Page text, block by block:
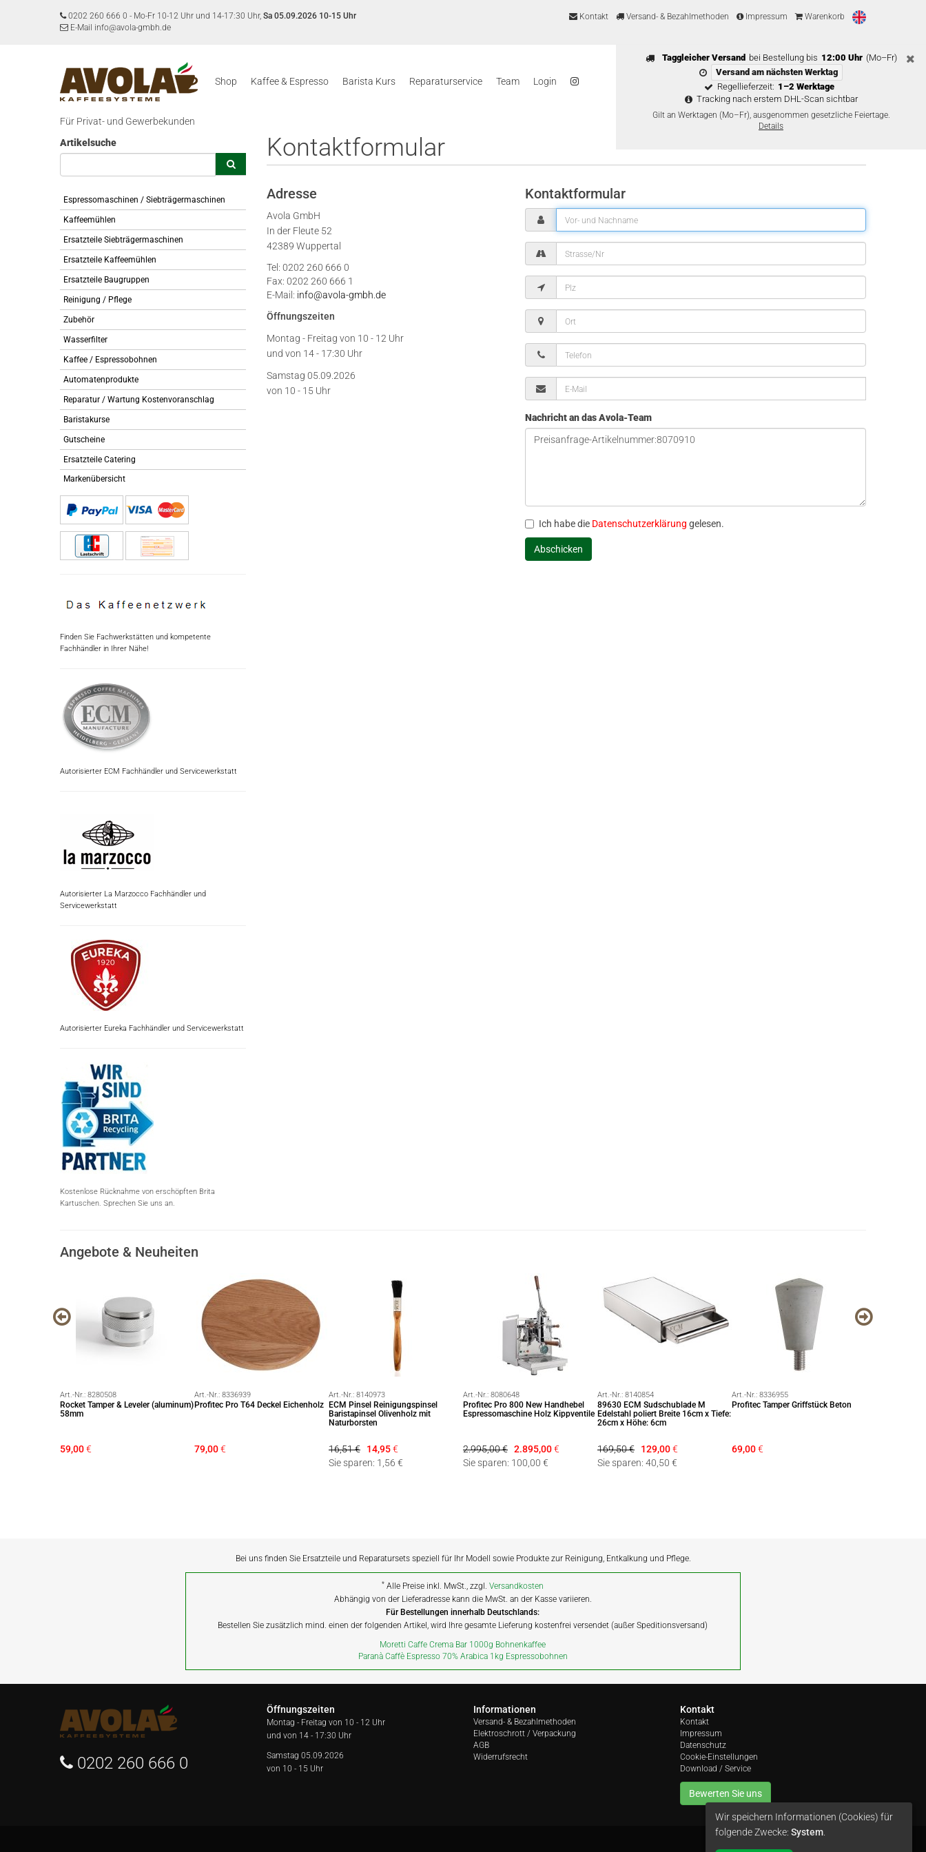
0202 260 666 0 - Mo-Fr 10-12 Uhr und 14-17:30 Uhr, Sa 05.09.2026 10-15 Uhr
E-Mail info@avola-gmbh.de
Kontakt Versand- & Bezahlmethoden Impressum Warenkorb
Taggleicher Versand bei Bestellung bis 12:00 Uhr (Mo–Fr)
Versand am nächsten Werktag
Regellieferzeit: 1–2 Werktage
Tracking nach erstem DHL-Scan sichtbar
Gilt an Werktagen (Mo–Fr), ausgenommen gesetzliche Feiertage.
Details
Shop Kaffee & Espresso Barista Kurs Reparaturservice Team Login
Für Privat- und Gewerbekunden
Artikelsuche
Espressomaschinen / Siebträgermaschinen
Kaffeemühlen
Ersatzteile Siebträgermaschinen
Ersatzteile Kaffeemühlen
Ersatzteile Baugruppen
Reinigung / Pflege
Zubehör
Wasserfilter
Kaffee / Espressobohnen
Automatenprodukte
Reparatur / Wartung Kostenvoranschlag
Baristakurse
Gutscheine
Ersatzteile Catering
Markenübersicht
Finden Sie Fachwerkstätten und kompetente
Fachhändler in Ihrer Nähe!
Autorisierter ECM Fachhändler und Servicewerkstatt
Autorisierter La Marzocco Fachhändler und
Servicewerkstatt
Autorisierter Eureka Fachhändler und Servicewerkstatt
Kostenlose Rücknahme von erschöpften Brita
Kartuschen. Sprechen Sie uns an.
Kontaktformular
Adresse
Avola GmbH
In der Fleute 52
42389 Wuppertal
Tel: 0202 260 666 0
Fax: 0202 260 666 1
E-Mail: info@avola-gmbh.de
Öffnungszeiten
Montag - Freitag von 10 - 12 Uhr
und von 14 - 17:30 Uhr
Samstag 05.09.2026
von 10 - 15 Uhr
Kontaktformular
Nachricht an das Avola-Team
Ich habe die Datenschutzerklärung gelesen.
Angebote & Neuheiten
Art.-Nr.: 8280508
Rocket Tamper & Leveler (aluminum)
58mm
59,00€
Art.-Nr.: 8336939
Profitec Pro T64 Deckel Eichenholz
79,00€
Art.-Nr.: 8140973
ECM Pinsel Reinigungspinsel
Baristapinsel Olivenholz mit
Naturborsten
16,51 € 14,95€
Sie sparen: 1,56 €
Art.-Nr.: 8080648
Profitec Pro 800 New Handhebel
Espressomaschine Holz Kippventile
2.995,00 € 2.895,00€
Sie sparen: 100,00 €
Art.-Nr.: 8140854
89630 ECM Sudschublade M
Edelstahl poliert Breite 16cm x Tiefe:
26cm x Höhe: 6cm
169,50 € 129,00€
Sie sparen: 40,50 €
Art.-Nr.: 8336955
Profitec Tamper Griffstück Beton
69,00€
Bei uns finden Sie Ersatzteile und Reparatursets speziell für Ihr Modell sowie Produkte zur Reinigung, Entkalkung und Pflege.
* Alle Preise inkl. MwSt., zzgl.Versandkosten
Abhängig von der Lieferadresse kann die MwSt. an der Kasse variieren.
Für Bestellungen innerhalb Deutschlands:
Bestellen Sie zusätzlich mind. einen der folgenden Artikel, wird Ihre gesamte Lieferung kostenfrei versendet (außer Speditionsversand)
Moretti Caffe Crema Bar 1000g Bohnenkaffee
Paranà Caffè Espresso 70% Arabica 1kg Espressobohnen
0202 260 666 0
Öffnungszeiten
Montag - Freitag von 10 - 12 Uhr
und von 14 - 17:30 Uhr
Samstag 05.09.2026
von 10 - 15 Uhr
Informationen
Versand- & Bezahlmethoden
Elektroschrott / Verpackung
AGB
Widerrufsrecht
Kontakt
Kontakt
Impressum
Datenschutz
Cookie-Einstellungen
Download / Service
Bewerten Sie uns
Wir speichern Informationen (Cookies) für
folgende Zwecke: System